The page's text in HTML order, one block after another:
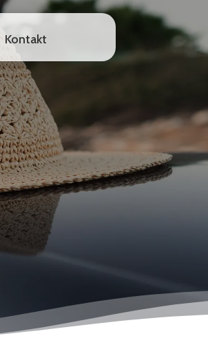
Kontakt